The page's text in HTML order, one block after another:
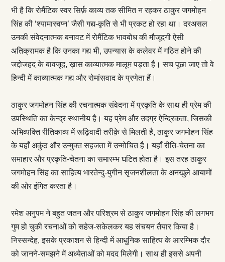
भी है कि रोमैंटिक स्वर सिर्फ़ काव्य तक सीमित न रहकर ठाकुर जगमोहन
सिंह की ‘श्यामास्वप्न’ जैसी गद्य-कृति से भी प्रकट हो रहा था। दरअसल
उनकी संवेदनात्मक बनावट में रोमैंटिक भावबोध की मौजूदगी ऐसी
अतिक्रामक है कि उनका गद्य भी, उपन्यास के कलेवर में गठित होने की
जद्दोजहद के बावजूद, ख़ास काव्यात्मक मालूम पड़ता है। सच पूछा जाए तो वे
हिन्दी में काव्यात्मक गद्य और रोमांसवाद के प्रणेता हैं।
ठाकुर जगमोहन सिंह की रचनात्मक संवेदना में प्रकृति के साथ ही प्रेम की
उपस्थिति का केन्द्र स्थानीय है। यह प्रेम और उदग्र ऐन्द्रिकता, जिसकी
अभिव्यक्ति रीतिकाव्य में रूढ़िवादी तरीक़े से मिलती है, ठाकुर जगमोहन सिंह
के यहाँ अकुंठ और उन्मुक्त सहजता में उन्मोचित है। यहाँ रीति-चेतना का
समाहार और प्रकृति-चेतना का समारम्भ घटित होता है। इस तरह ठाकुर
जगमोहन सिंह का साहित्य भारतेन्दु-युगीन सृजनशीलता के अनखुले आयामों
की ओर इंगित करता है।
रमेश अनुपम ने बहुत जतन और परिश्रम से ठाकुर जगमोहन सिंह की लगभग
गुम हो चुकी रचनाओं को सहेज-सकेलकर यह संचयन तैयार किया है।
निस्सन्देह, इसके प्रकाशन से हिन्दी में आधुनिक साहित्य के आरम्भिक दौर
को जानने-समझने में अध्येताओं को मदद मिलेगी। साथ ही इससे अपनी